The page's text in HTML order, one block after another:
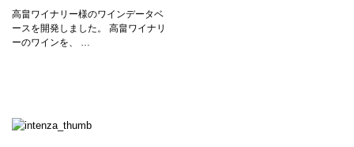
高畠ワイナリー様のワインデータベ
ースを開発しました。 高畠ワイナリ
ーのワインを、 …